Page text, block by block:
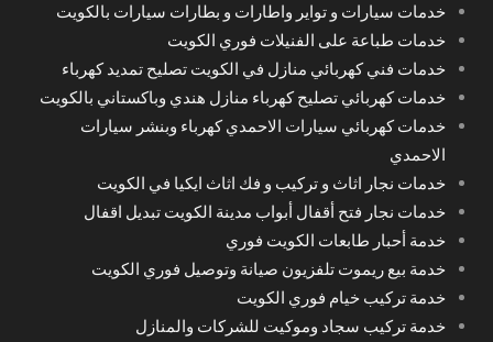
خدمات سيارات و تواير واطارات و بطارات سيارات بالكويت
خدمات طباعة على الفنيلات فوري الكويت
خدمات فني كهربائي منازل في الكويت تصليح تمديد كهرباء
خدمات كهربائي تصليح كهرباء منازل هندي وباكستاني بالكويت
خدمات كهربائي سيارات الاحمدي كهرباء وبنشر سيارات
الاحمدي
خدمات نجار اثاث و تركيب و فك اثاث ايكيا في الكويت
خدمات نجار فتح أقفال أبواب مدينة الكويت تبديل اقفال
خدمة أحبار طابعات الكويت فوري
خدمة بيع ريموت تلفزيون صيانة وتوصيل فوري الكويت
خدمة تركيب خيام فوري الكويت
خدمة تركيب سجاد وموكيت للشركات والمنازل